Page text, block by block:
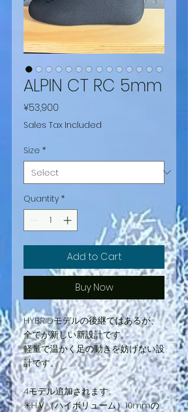
ALPIN CT RC 5mm
¥53,900
Sales Tax Included
Size *
Quantity *
Add to Cart
Buy Now
HYBRIDモデルの後継ではあるが、
全てが新しい新設計です。
軽量で温かく足の動きを妨げない設
計です。
4モデル追加されます。
✳︎HＶ（ハイボリューム）10mmの